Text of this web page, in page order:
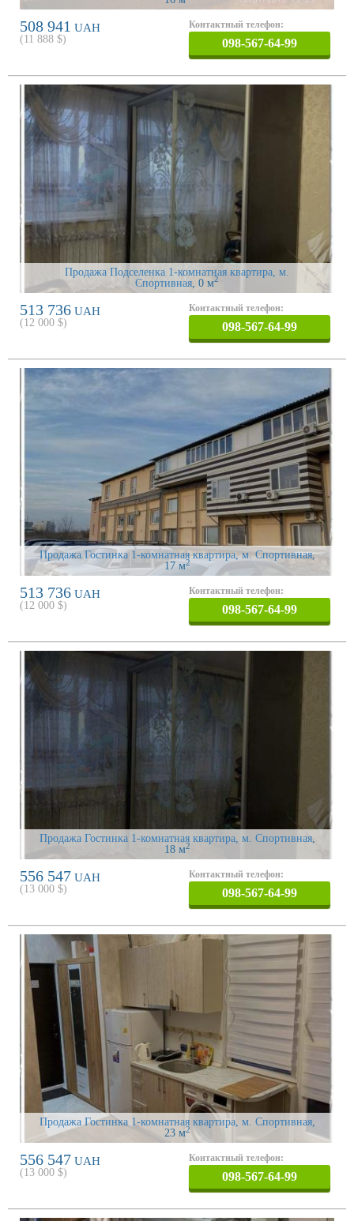
508 941 UAH
(11 888 $)
Контактный телефон:
098-567-64-99
Продажа Подселенка 1-комнатная квартира, м.
Спортивная , 0 м2
513 736 UAH
(12 000 $)
Контактный телефон:
098-567-64-99
Продажа Гостинка 1-комнатная квартира, м. Спортивная,
17 м2
513 736 UAH
(12 000 $)
Контактный телефон:
098-567-64-99
Продажа Гостинка 1-комнатная квартира, м. Спортивная,
18 м2
556 547 UAH
(13 000 $)
Контактный телефон:
098-567-64-99
Продажа Гостинка 1-комнатная квартира, м. Спортивная,
23 м2
556 547 UAH
(13 000 $)
Контактный телефон:
098-567-64-99